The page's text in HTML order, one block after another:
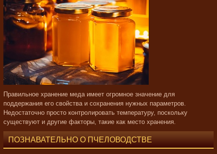
Правильное хранение меда имеет огромное значение для
поддержания его свойства и сохранения нужных параметров.
Недостаточно просто контролировать температуру, поскольку
существуют и другие факторы, такие как место хранения.
ПОЗНАВАТЕЛЬНО О ПЧЕЛОВОДСТВЕ